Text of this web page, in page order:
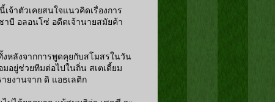
จ้าตัวเคยสนใจแนวคิดเรื่องการ
าบี อลอนโซ่ อดีตเจ้านายสมัยค้า
หลังจากการพูดคุยกับสโมสรในวัน
อยู่ช่วยทีมต่อไปในถิ่น สเตเดี้ยม
ยงานจาก ดิ แอธเลติก